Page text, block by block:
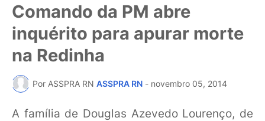
Comando da PM abre
inquérito para apurar morte
na Redinha
Por ASSPRA RN ASSPRA RN - novembro 05, 2014
A família de Douglas Azevedo Lourenço, de